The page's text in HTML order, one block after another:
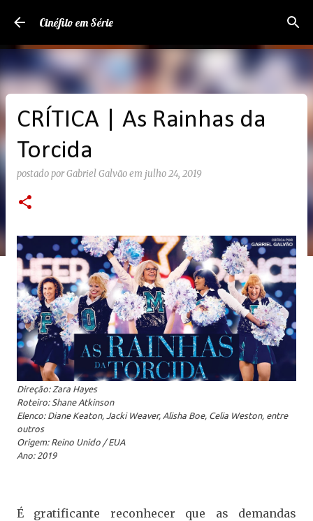
Pular para o conteúdo principal
Cinéfilo em Série
CRÍTICA | As Rainhas da
Torcida
postado porGabriel Galvãoem julho 24, 2019
Direção: Zara Hayes
Roteiro: Shane Atkinson
Elenco: Diane Keaton, Jacki Weaver, Alisha Boe, Celia Weston, entre
outros
Origem: Reino Unido / EUA
Ano: 2019
É gratificante reconhecer que as demandas